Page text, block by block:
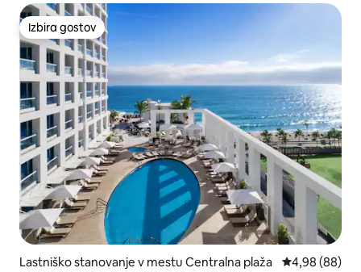
Izbira gostov
Izbira gostov
Lastniško stanovanje v mestu Centralna plaža Povprečna
4,98 (88)